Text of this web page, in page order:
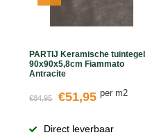
PARTIJ Keramische tuintegel
90x90x5,8cm Fiammato
Antracite
€84,95 €51,95 per m2
Direct leverbaar